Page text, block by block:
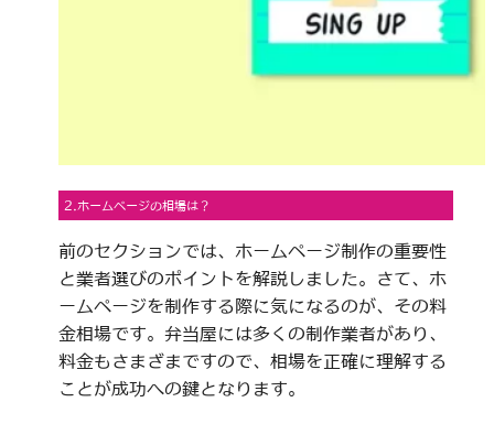
2.ホームページの相場は？
前のセクションでは、ホームページ制作の重要性
と業者選びのポイントを解説しました。さて、ホ
ームページを制作する際に気になるのが、その料
金相場です。弁当屋には多くの制作業者があり、
料金もさまざまですので、相場を正確に理解する
ことが成功への鍵となります。